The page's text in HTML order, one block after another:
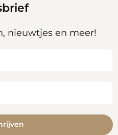
nieuwtjes en meer!